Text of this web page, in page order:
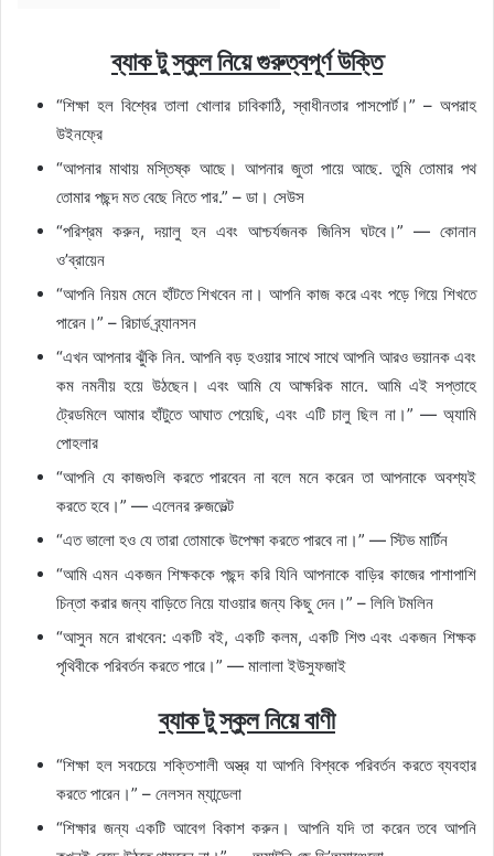
ব্যাক টু স্কুল নিয়ে গুরুত্বপূর্ণ উক্তি
“শিক্ষা হল বিশ্বের তালা খোলার চাবিকাঠি, স্বাধীনতার পাসপোর্ট।” – অপরাহ
উইনফ্রে
“আপনার মাথায় মস্তিষ্ক আছে। আপনার জুতা পায়ে আছে. তুমি তোমার পথ
তোমার পছন্দ মত বেছে নিতে পার.” – ডা। সেউস
“পরিশ্রম করুন, দয়ালু হন এবং আশ্চর্যজনক জিনিস ঘটবে।” — কোনান
ও’ব্রায়েন
“আপনি নিয়ম মেনে হাঁটতে শিখবেন না। আপনি কাজ করে এবং পড়ে গিয়ে শিখতে
পারেন।” – রিচার্ড ব্র্যানসন
“এখন আপনার ঝুঁকি নিন. আপনি বড় হওয়ার সাথে সাথে আপনি আরও ভয়ানক এবং
কম নমনীয় হয়ে উঠছেন। এবং আমি যে আক্ষরিক মানে. আমি এই সপ্তাহে
ট্রেডমিলে আমার হাঁটুতে আঘাত পেয়েছি, এবং এটি চালু ছিল না।” — অ্যামি
পোহলার
“আপনি যে কাজগুলি করতে পারবেন না বলে মনে করেন তা আপনাকে অবশ্যই
করতে হবে।” — এলেনর রুজভেল্ট
“এত ভালো হও যে তারা তোমাকে উপেক্ষা করতে পারবে না।” — স্টিভ মার্টিন
“আমি এমন একজন শিক্ষককে পছন্দ করি যিনি আপনাকে বাড়ির কাজের পাশাপাশি
চিন্তা করার জন্য বাড়িতে নিয়ে যাওয়ার জন্য কিছু দেন।” – লিলি টমলিন
“আসুন মনে রাখবেন: একটি বই, একটি কলম, একটি শিশু এবং একজন শিক্ষক
পৃথিবীকে পরিবর্তন করতে পারে।” — মালালা ইউসুফজাই
ব্যাক টু স্কুল নিয়ে বাণী
“শিক্ষা হল সবচেয়ে শক্তিশালী অস্ত্র যা আপনি বিশ্বকে পরিবর্তন করতে ব্যবহার
করতে পারেন।” – নেলসন ম্যান্ডেলা
“শিক্ষার জন্য একটি আবেগ বিকাশ করুন। আপনি যদি তা করেন তবে আপনি